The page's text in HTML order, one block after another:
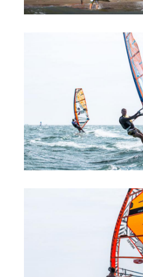
Наши
Ветратория
Цены
Обучение
Прокат
Классический
Продажа
Обучение
Система
Обучение